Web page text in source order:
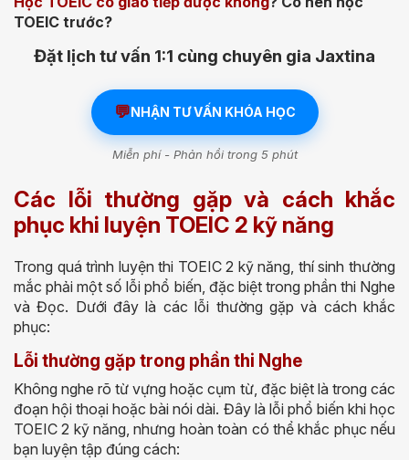
TOEIC trước?
Đặt lịch tư vấn 1:1 cùng chuyên gia Jaxtina
💬NHẬN TƯ VẤN KHÓA HỌC
Miễn phí - Phản hồi trong 5 phút
Các lỗi thường gặp và cách khắc
phục khi luyện TOEIC 2 kỹ năng
Trong quá trình luyện thi TOEIC 2 kỹ năng, thí sinh thường
mắc phải một số lỗi phổ biến, đặc biệt trong phần thi Nghe
và Đọc. Dưới đây là các lỗi thường gặp và cách khắc
phục:
Lỗi thường gặp trong phần thi Nghe
Không nghe rõ từ vựng hoặc cụm từ, đặc biệt là trong các
đoạn hội thoại hoặc bài nói dài. Đây là lỗi phổ biến khi học
TOEIC 2 kỹ năng, nhưng hoàn toàn có thể khắc phục nếu
bạn luyện tập đúng cách: